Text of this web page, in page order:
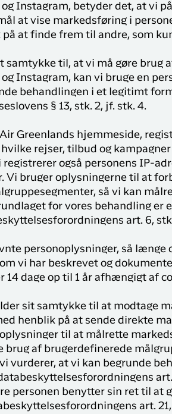
og Instagram, betyder det, at vi
at vise markedsføring i
at finde frem til andre, som
samtykke til, at vi må gøre brug
og Instagram, kan vi bruge en
behandlingen i et legitimt
§ 13, stk. 2, jf. stk. 4.
Greenlands hjemmeside,
rejser, tilbud og
også personens IP-
Vi bruger oplysningerne til at
så vi kan
for vores behandling er
art. 6,
personoplysninger, så længe
vi har beskrevet og
dage op til 1 år afhængigt af
sit samtykke til at modtage
henblik på at sende direkte
til at målrette
brug af brugerdefinerede
vurderer, at vi kan begrunde
personen benytter sin ret til at
art.